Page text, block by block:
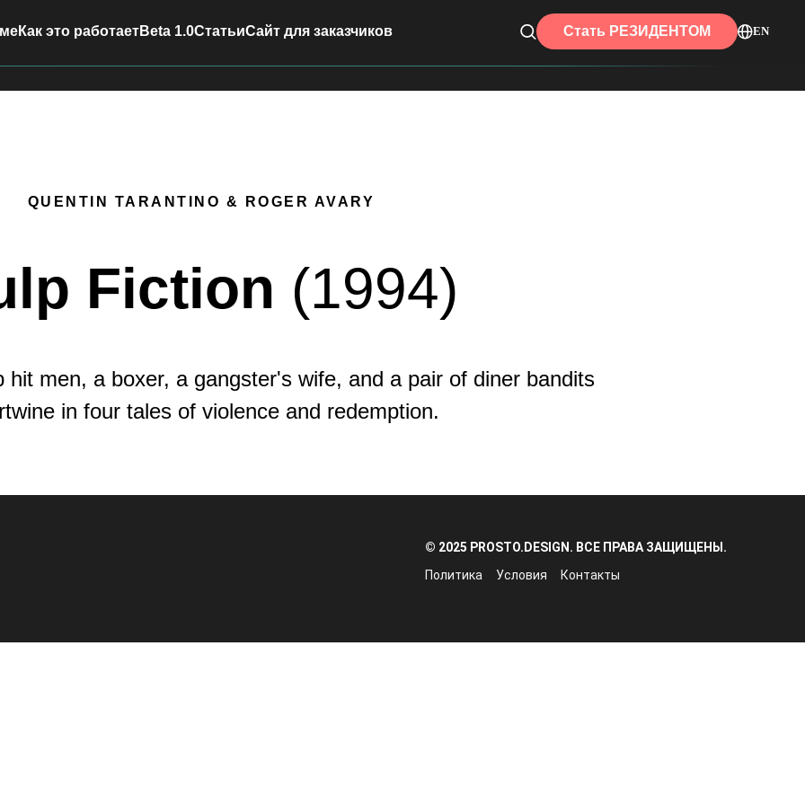
Как это работаетBeta 1.0СтатьиСайт для заказчиков Стать РЕЗИДЕНТОМ EN
QUENTIN TARANTINO & ROGER AVARY
Fiction (1994)
hit men, a boxer, a gangster's wife, and a pair of diner bandits
in four tales of violence and redemption.
© 2025 PROSTO.DESIGN. ВСЕ ПРАВА ЗАЩИЩЕНЫ.
Политика
Условия Контакты